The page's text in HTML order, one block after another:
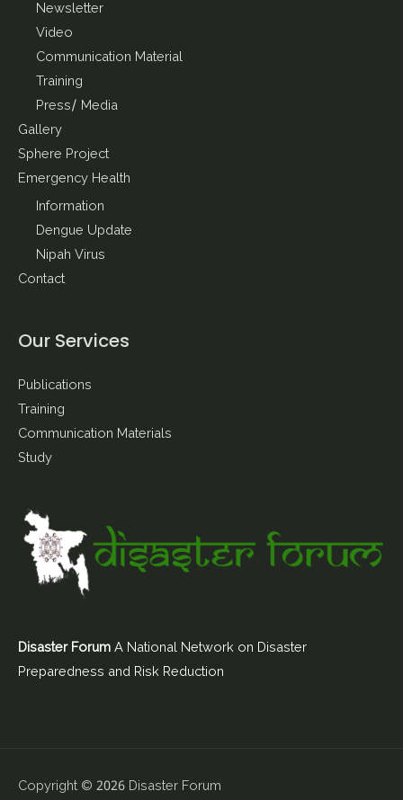
Newsletter
Video
Communication Material
Training
Press/ Media
Gallery
Sphere Project
Emergency Health
Information
Dengue Update
Nipah Virus
Contact
Our Services
Publications
Training
Communication Materials
Study
Disaster Forum A National Network on Disaster
Preparedness and Risk Reduction
Copyright © 2026 Disaster Forum